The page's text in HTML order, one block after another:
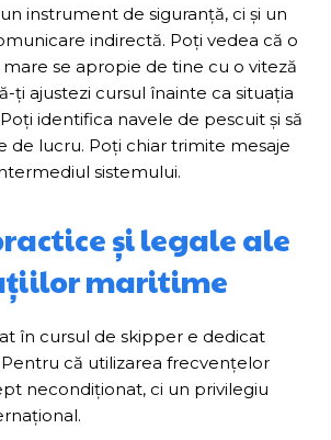
instrument de siguranță, ci și un
indirectă. Poți vedea că o
se apropie de tine cu o viteză
ți ajustezi cursul înainte ca situația
identifica navele de pescuit și să
de lucru. Poți chiar trimite mesaje
sistemului.
și legale ale
maritime
în cursul de skipper e dedicat
că utilizarea frecvențelor
necondiționat, ci un privilegiu